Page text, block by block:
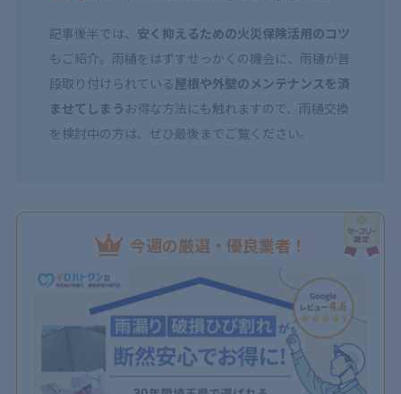
記事後半では、 安く抑えるための火災保険活用のコツ
もご紹介。雨樋をはずすせっかくの機会に、雨樋が普
段取り付けられている屋根や外壁のメンテナンスを済
ませてしまう お得な方法にも触れますので、雨樋交換
を検討中の方は、ぜひ最後までご覧ください。
今週の厳選・優良業者！